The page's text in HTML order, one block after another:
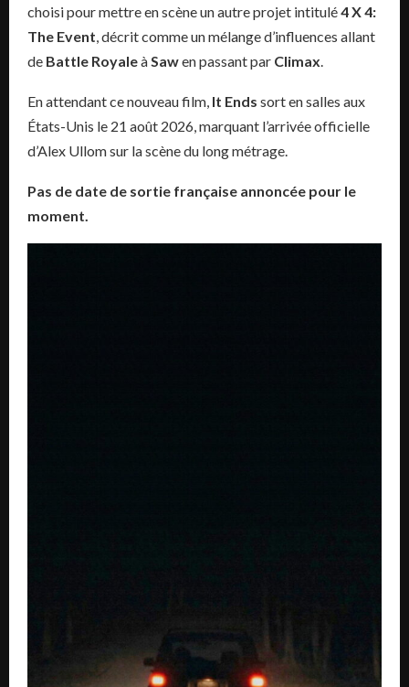
choisi pour mettre en scène un autre projet intitulé4 X 4:
The Event , décrit comme un mélange d’influences allant
de Battle Royaleà Sawen passant par Climax
En attendant ce nouveau film, It Ends sort en salles aux
États-Unis le 21 août 2026, marquant l’arrivée officielle
d’Alex Ullom sur la scène du long métrage.
Pas de date de sortie française annoncée pour le
moment.